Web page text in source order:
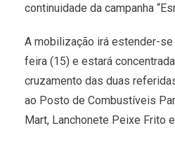
continuidade da campanha
A mobilização irá estender-
feira (15) e estará
cruzamento das duas
ao Posto de Combustíveis
Mart, Lanchonete Peixe Frito